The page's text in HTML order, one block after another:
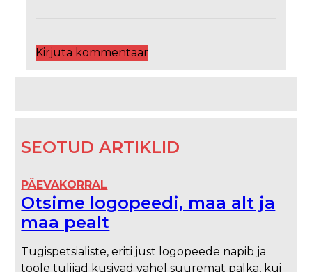
Kirjuta kommentaar
SEOTUD ARTIKLID
PÄEVAKORRAL
Otsime logopeedi, maa alt ja
maa pealt
Tugispetsialiste, eriti just logopeede napib ja
tööle tulijad küsivad vahel suuremat palka, kui